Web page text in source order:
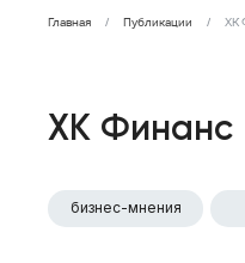
Главная Публикации ХК
ХК Финанс
бизнес-мнения